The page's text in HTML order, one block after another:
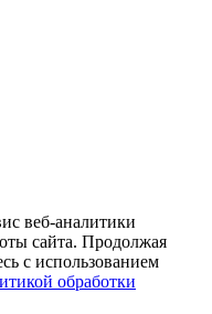
веб-аналитики
сайта. Продолжая
с использованием
обработки